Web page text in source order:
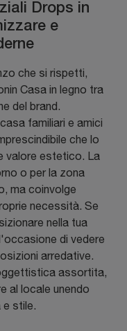
Drops in
e
che si rispetti,
Casa in legno tra
del brand.
familiari e amici
che lo
valore estetico. La
o per la zona
ma coinvolge
necessità. Se
nella tua
di vedere
arredative.
assortita,
al locale unendo
stile.